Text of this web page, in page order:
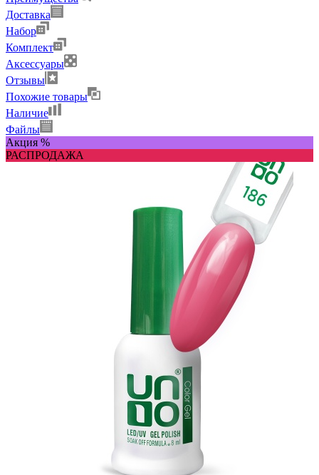
Доставка
Набор
Комплект
Аксессуары
Отзывы
Похожие товары
Наличие
Файлы
Акция %
РАСПРОДАЖА